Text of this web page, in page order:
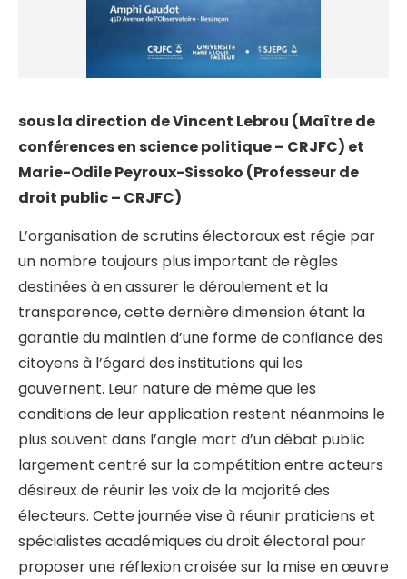
sous la direction de Vincent Lebrou (Maître de
conférences en science politique – CRJFC) et
Marie-Odile Peyroux-Sissoko (Professeur de
droit public – CRJFC)
L’organisation de scrutins électoraux est régie par
un nombre toujours plus important de règles
destinées à en assurer le déroulement et la
transparence, cette dernière dimension étant la
garantie du maintien d’une forme de confiance des
citoyens à l’égard des institutions qui les
gouvernent. Leur nature de même que les
conditions de leur application restent néanmoins le
plus souvent dans l’angle mort d’un débat public
largement centré sur la compétition entre acteurs
désireux de réunir les voix de la majorité des
électeurs. Cette journée vise à réunir praticiens et
spécialistes académiques du droit électoral pour
proposer une réflexion croisée sur la mise en œuvre